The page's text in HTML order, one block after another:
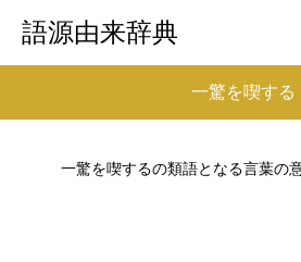
語源由来辞典
一驚を喫する
一驚を喫するの類語となる言葉の